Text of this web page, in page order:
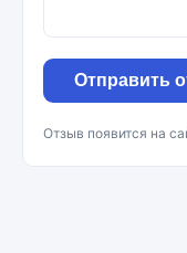
Отправить
Отзыв появится на